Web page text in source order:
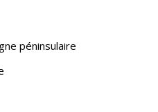
péninsulaire